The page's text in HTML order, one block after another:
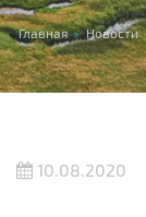
Вы
Главная » Новости
10.08.2020